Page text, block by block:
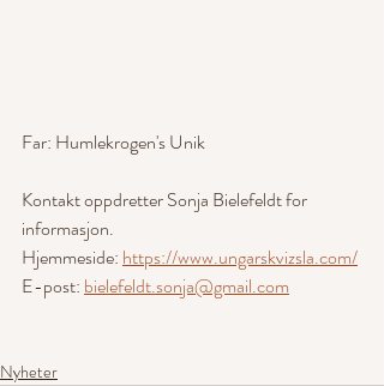
Far: Humlekrogen's Unik
Kontakt oppdretter Sonja Bielefeldt for
informasjon.
Hjemmeside: https://www.ungarskvizsla.com/
E-post: bielefeldt.sonja@gmail.com
Nyheter